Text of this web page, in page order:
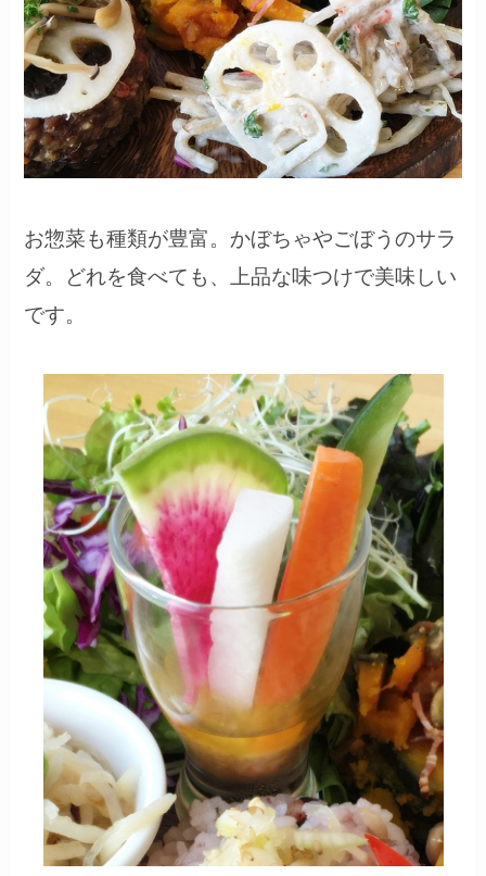
お惣菜も種類が豊富。かぼちゃやごぼうのサラ
ダ。どれを食べても、上品な味つけで美味しい
です。